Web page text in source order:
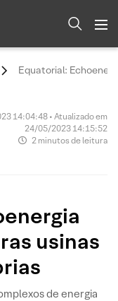
Equatorial:
14:04:48 • Atualizado em
24/05/2023 14:15:52
2 minutos de leitura
usinas
de energia